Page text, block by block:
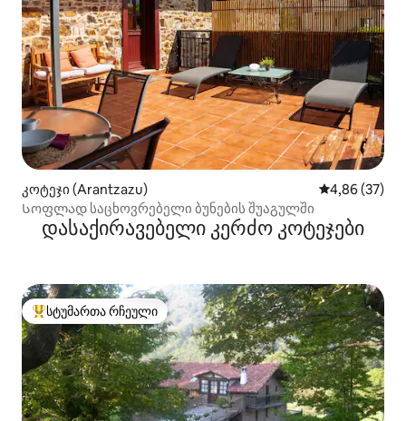
კოტეჯი (Arantzazu) საშუალო
4,86 (37)
Სოფლად საცხოვრებელი ბუნების შუაგულში
დასაქირავებელი კერძო კოტეჯები
სტუმართა რჩეული მოწინავე ვარიანტი
სტუმართა რჩეული